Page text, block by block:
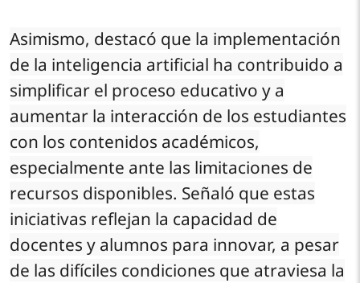
Asimismo, destacó que la implementación
de la inteligencia artificial ha contribuido a
simplificar el proceso educativo y a
aumentar la interacción de los estudiantes
con los contenidos académicos,
especialmente ante las limitaciones de
recursos disponibles. Señaló que estas
iniciativas reflejan la capacidad de
docentes y alumnos para innovar, a pesar
de las difíciles condiciones que atraviesa la